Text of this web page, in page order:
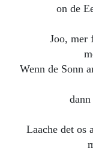
on de
Joo, mer
Wenn de Sonn
Laache det os